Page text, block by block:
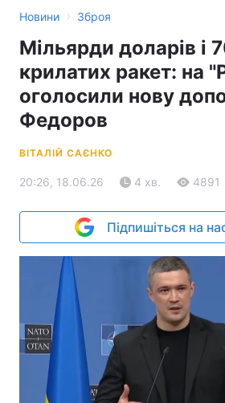
Новини › Зброя
Мільярди доларів і
крилатих ракет: на
оголосили нову
Федоров
ВІТАЛІЙ САЄНКО
20:26, 18.06.26 4 хв. 4891
Підпишіться на